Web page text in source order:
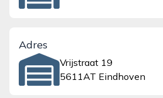
Adres
Vrijstraat 19
5611AT Eindhoven